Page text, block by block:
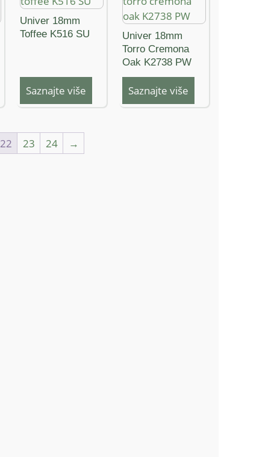
Univer 18mm
Toffee K516 SU
Saznajte više
Univer 18mm
Torro Cremona
Oak K2738 PW
Saznajte više
22 23 24 →